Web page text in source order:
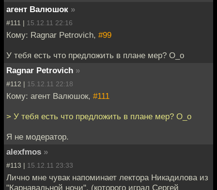
агент Валюшок »
#111 | 15.12.11 22:16
Кому: Ragnar Petrovich, #99
У тебя есть что предложить в плане мер? О_о
Ragnar Petrovich »
#112 | 15.12.11 22:18
Кому: агент Валюшок, #111
> У тебя есть что предложить в плане мер? О_о
Я не модератор.
alexfmos »
#113 | 15.12.11 23:33
Лично мне чувак напоминает лектора Никадилова из
"Карнавальной ночи", (которого играл Сергей